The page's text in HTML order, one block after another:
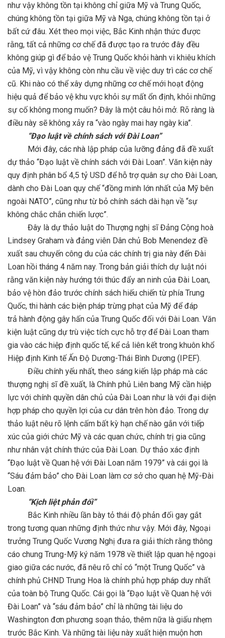
như vậy không tồn tại không chỉ giữa Mỹ và Trung Quốc,
chúng không tồn tại giữa Mỹ và Nga, chúng không tồn tại ở
bất cứ đâu. Xét theo mọi việc, Bắc Kinh nhận thức được
rằng, tất cả những cơ chế đã được tạo ra trước đây đều
không giúp gì để bảo vệ Trung Quốc khỏi hành vi khiêu khích
của Mỹ, vì vậy không còn nhu cầu về việc duy trì các cơ chế
cũ. Khi nào có thể xây dựng những cơ chế mới hoạt động
hiệu quả để bảo vệ khu vực khỏi sự mất ổn định, khỏi những
sự cố không mong muốn? Đây là một câu hỏi mở. Rõ ràng là
điều này sẽ không xảy ra “vào ngày mai hay ngày kia”.
“Đạo luật về chính sách với Đài Loan”
Mới đây, các nhà lập pháp của lưỡng đảng đã đề xuất
dự thảo “Đạo luật về chính sách với Đài Loan”. Văn kiện này
quy định phân bổ 4,5 tỷ USD để hỗ trợ quân sự cho Đài Loan,
dành cho Đài Loan quy chế “đồng minh lớn nhất của Mỹ bên
ngoài NATO”, cũng như từ bỏ chính sách dài hạn về “sự
không chắc chắn chiến lược”.
Đây là dự thảo luật do Thượng nghị sĩ Đảng Cộng hoà
Lindsey Graham và đảng viên Dân chủ Bob Menendez đề
xuất sau chuyến công du của các chính trị gia này đến Đài
Loan hồi tháng 4 năm nay. Trong bản giải thích dự luật nói
rằng văn kiện này hướng tới thúc đẩy an ninh của Đài Loan,
bảo vệ hòn đảo trước chính sách hiếu chiến từ phía Trung
Quốc, thi hành các biện pháp trừng phạt của Mỹ để đáp
trả hành động gây hấn của Trung Quốc đối với Đài Loan. Văn
kiện luật cũng dự trù việc tích cực hỗ trợ để Đài Loan tham
gia vào các hiệp định quốc tế, kể cả liên kết trong khuôn khổ
Hiệp định Kinh tế Ấn Độ Dương-Thái Bình Dương (IPEF).
Điều chính yếu nhất, theo sáng kiến lập pháp mà các
thượng nghị sĩ đề xuất, là Chính phủ Liên bang Mỹ cần hiệp
lực với chính quyền dân chủ của Đài Loan như là với đại diện
hợp pháp cho quyền lợi của cư dân trên hòn đảo. Trong dự
thảo luật nêu rõ lệnh cấm bất kỳ hạn chế nào gắn với tiếp
xúc của giới chức Mỹ và các quan chức, chính trị gia cũng
như nhân vật chính thức của Đài Loan. Dự thảo xác định
“Đạo luật về Quan hệ với Đài Loan năm 1979” và cái gọi là
“Sáu đảm bảo” cho Đài Loan làm cơ sở cho quan hệ Mỹ-Đài
Loan.
“Kịch liệt phản đối”
Bắc Kinh nhiều lần bày tỏ thái độ phản đối gay gắt
trong tương quan những định thức như vậy. Mới đây, Ngoại
trưởng Trung Quốc Vương Nghị đưa ra giải thích rằng thông
cáo chung Trung-Mỹ ký năm 1978 về thiết lập quan hệ ngoại
giao giữa các nước, đã nêu rõ chỉ có “một Trung Quốc” và
chính phủ CHND Trung Hoa là chính phủ hợp pháp duy nhất
của toàn bộ Trung Quốc. Cái gọi là “Đạo luật về Quan hệ với
Đài Loan” và “sáu đảm bảo” chỉ là những tài liệu do
Washington đơn phương soạn thảo, thêm nữa là giấu nhẹm
trước Bắc Kinh. Và những tài liệu này xuất hiện muộn hơn